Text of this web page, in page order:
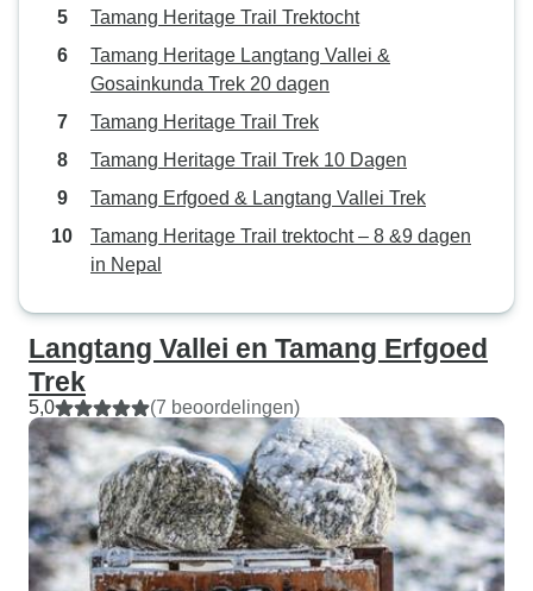
Tamang Heritage Trail Trektocht
Tamang Heritage Langtang Vallei &
Gosainkunda Trek 20 dagen
Tamang Heritage Trail Trek
Tamang Heritage Trail Trek 10 Dagen
Tamang Erfgoed & Langtang Vallei Trek
Tamang Heritage Trail trektocht – 8 &9 dagen
in Nepal
Langtang Vallei en Tamang Erfgoed
Trek
5,0 (7 beoordelingen)